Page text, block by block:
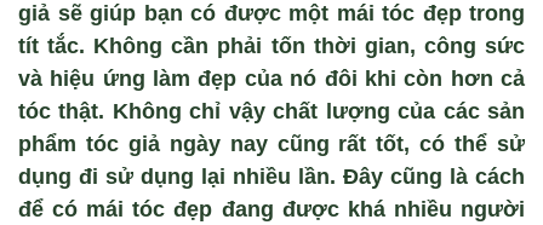
giả sẽ giúp bạn có được một mái tóc đẹp trong
tít tắc. Không cần phải tốn thời gian, công sức
và hiệu ứng làm đẹp của nó đôi khi còn hơn cả
tóc thật. Không chỉ vậy chất lượng của các sản
phẩm tóc giả ngày nay cũng rất tốt, có thể sử
dụng đi sử dụng lại nhiều lần. Đây cũng là cách
để có mái tóc đẹp đang được khá nhiều người